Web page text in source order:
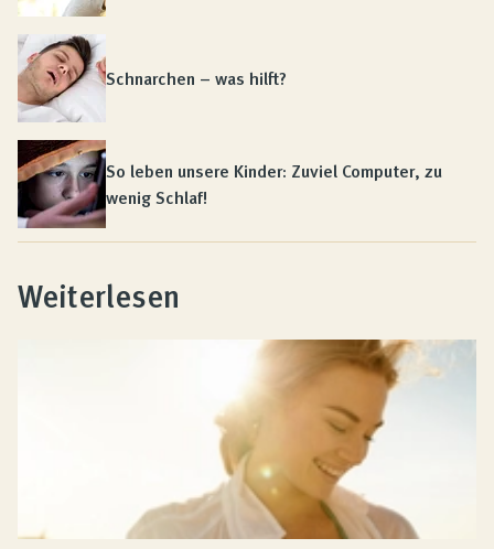
Schnarchen – was hilft?
So leben unsere Kinder: Zuviel Computer, zu
wenig Schlaf!
Weiterlesen